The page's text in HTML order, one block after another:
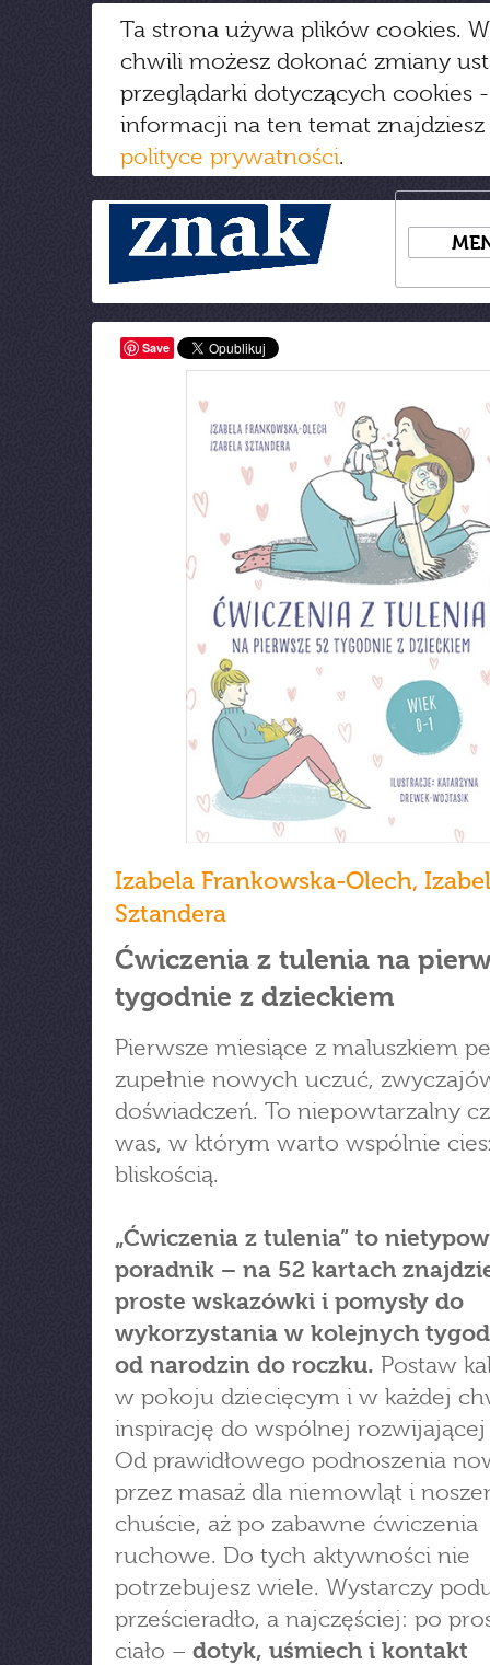
Ta strona używa plików cookies.
chwili możesz dokonać zmiany
przeglądarki dotyczących cookies
informacji na ten temat
polityce prywatności.
Save
Izabela Frankowska-Olech,
Sztandera
Ćwiczenia z tulenia na
tygodnie z dzieckiem
Pierwsze miesiące z maluszkiem
zupełnie nowych uczuć,
doświadczeń. To niepowtarzalny
was, w którym warto wspólnie
bliskością.
„Ćwiczenia z tulenia” to
poradnik – na 52 kartach
proste wskazówki i pomysły do
wykorzystania w kolejnych
od narodzin do roczku. Postaw
w pokoju dziecięcym i w każdej
inspirację do wspólnej rozwijającej
Od prawidłowego podnoszenia
przez masaż dla niemowląt i
chuście, aż po zabawne ćwiczenia
ruchowe. Do tych aktywności nie
potrzebujesz wiele. Wystarczy
prześcieradło, a najczęściej: po
ciało – dotyk, uśmiech i kontakt